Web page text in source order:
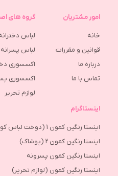
امور مشتریان
خانه
قوانین و مقررات
درباره ما
تماس با ما
گروه های
لباس
لباس پسرانه
اکسسوری
اکسسوری
لوازم تحریر
اینستاگرام
اینستا رنگین کمون 1 (دوخت لباس کودک)
اینستا رنگین کمون 2 (پوشاک)
اینستا رنگین کمون پسرونه
اینستا رنگین کمون (لوازم تحریر)